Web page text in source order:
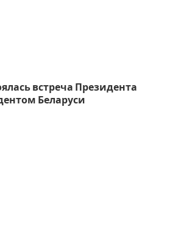
встреча Президента
Беларуси